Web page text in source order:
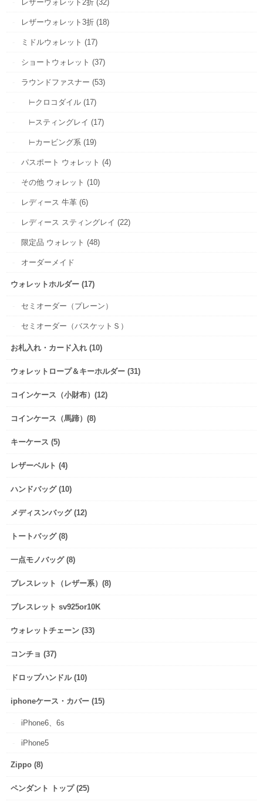
レザーウォレット2折 (32)
レザーウォレット3折 (18)
ミドルウォレット (17)
ショートウォレット (37)
ラウンドファスナー (53)
⊢クロコダイル (17)
⊢スティングレイ (17)
⊢カービング系 (19)
パスポート ウォレット (4)
その他 ウォレット (10)
レディース 牛革 (6)
レディース スティングレイ (22)
限定品 ウォレット (48)
オーダーメイド
ウォレットホルダー (17)
セミオーダー（プレーン）
セミオーダー（バスケットＳ）
お札入れ・カード入れ (10)
ウォレットロープ＆キーホルダー (31)
コインケース（小財布）(12)
コインケース（馬蹄）(8)
キーケース (5)
レザーベルト (4)
ハンドバッグ (10)
メディスンバッグ (12)
トートバッグ (8)
一点モノバッグ (8)
ブレスレット（レザー系）(8)
ブレスレット sv925or10K
ウォレットチェーン (33)
コンチョ (37)
ドロップハンドル (10)
iphoneケース・カバー (15)
iPhone6、6s
iPhone5
Zippo (8)
ペンダント トップ (25)